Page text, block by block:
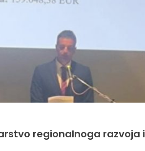
regionalnoga razvoja i